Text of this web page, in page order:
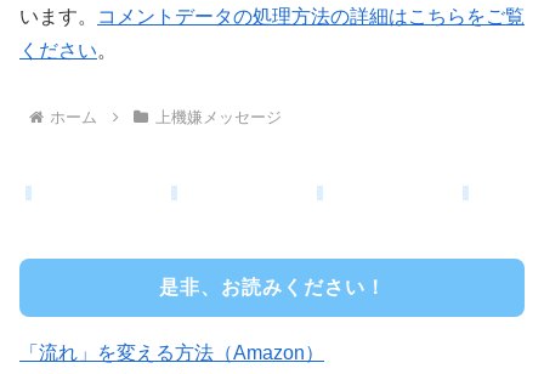
います。
コメントデータの処理方法の詳細はこちらをご覧
ください。
ホーム 上機嫌メッセージ
是非、お読みください！
「流れ」を変える方法（Amazon）